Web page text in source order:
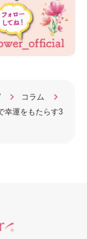
コラム
幸運をもたらす3